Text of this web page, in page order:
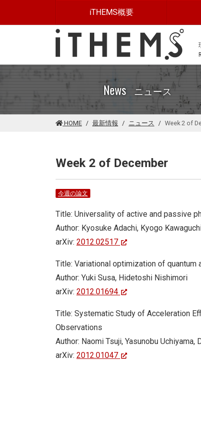
iTHEMS概要
News ニュース
HOME 最新情報 ニュース Week 2 of
Week 2 of December
今週の論文
Title: Universality of active and passive
Author: Kyosuke Adachi, Kyogo
arXiv: 2012.02517
Title: Variational optimization of
Author: Yuki Susa, Hidetoshi Nishimori
arXiv: 2012.01694
Title: Systematic Study of Acceleration
Observations
Author: Naomi Tsuji, Yasunobu Uchiyama,
arXiv: 2012.01047